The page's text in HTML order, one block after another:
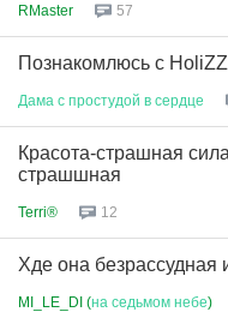
RMaster 57
Познакомлюсь с
Дама с простудой в сердце
Красота-страшная
страшшная
Terri® 12
Хде она безрассудная
MI_LE_DI (на седьмом небе)